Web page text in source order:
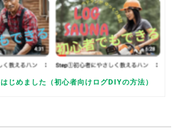
じめました（初心者向けログDIYの方法）